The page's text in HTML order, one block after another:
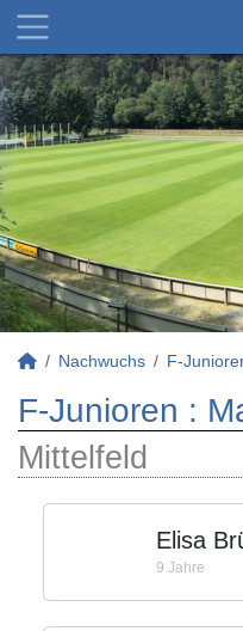
Nachwuchs F-
F-Junioren :
Mittelfeld
Elisa
9 Jahre